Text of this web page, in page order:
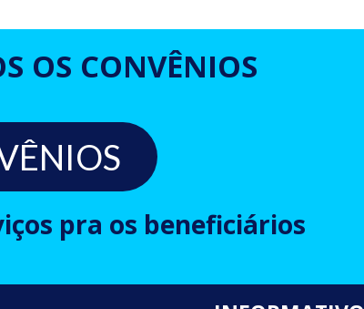
OS CONVÊNIOS
pra os beneficiários